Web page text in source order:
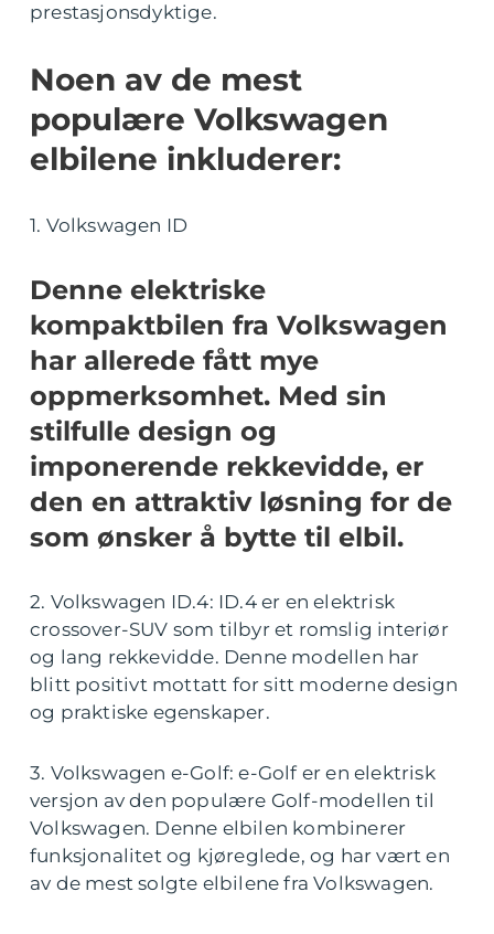
prestasjonsdyktige.
Noen av de mest
populære Volkswagen
elbilene inkluderer:
1. Volkswagen ID
Denne elektriske
kompaktbilen fra Volkswagen
har allerede fått mye
oppmerksomhet. Med sin
stilfulle design og
imponerende rekkevidde, er
den en attraktiv løsning for de
som ønsker å bytte til elbil.
2. Volkswagen ID.4: ID.4 er en elektrisk
crossover-SUV som tilbyr et romslig interiør
og lang rekkevidde. Denne modellen har
blitt positivt mottatt for sitt moderne design
og praktiske egenskaper.
3. Volkswagen e-Golf: e-Golf er en elektrisk
versjon av den populære Golf-modellen til
Volkswagen. Denne elbilen kombinerer
funksjonalitet og kjøreglede, og har vært en
av de mest solgte elbilene fra Volkswagen.